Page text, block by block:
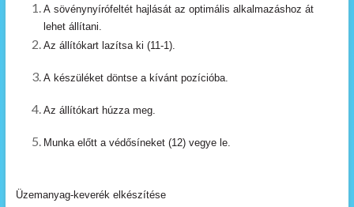
A sövénynyírófeltét hajlását az optimális alkalmazáshoz át
lehet állítani.
Az állítókart lazítsa ki (11-1).
A készüléket döntse a kívánt pozícióba.
Az állítókart húzza meg.
Munka előtt a védősíneket (12) vegye le.
Üzemanyag-keverék elkészítése